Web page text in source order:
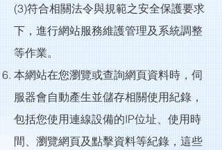
(3)符合相關法令與規範之安全保護要求
下，進行網站服務維護管理及系統調整
等作業。
本網站在您瀏覽或查詢網頁資料時，伺
服器會自動產生並儲存相關使用紀錄，
包括您使用連線設備的IP位址、使用時
間、瀏覽網頁及點擊資料等紀錄，這些